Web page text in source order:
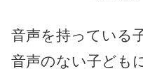
音声を持っている
音声のない子ども